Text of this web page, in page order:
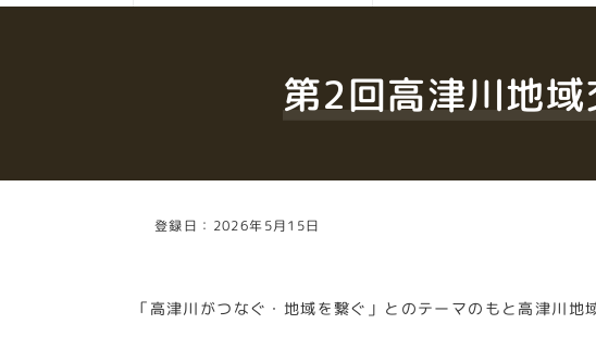
第2回高津川地域
登録日：2026年5月15日
「高津川がつなぐ・地域を繋ぐ」とのテーマのもと高津川地